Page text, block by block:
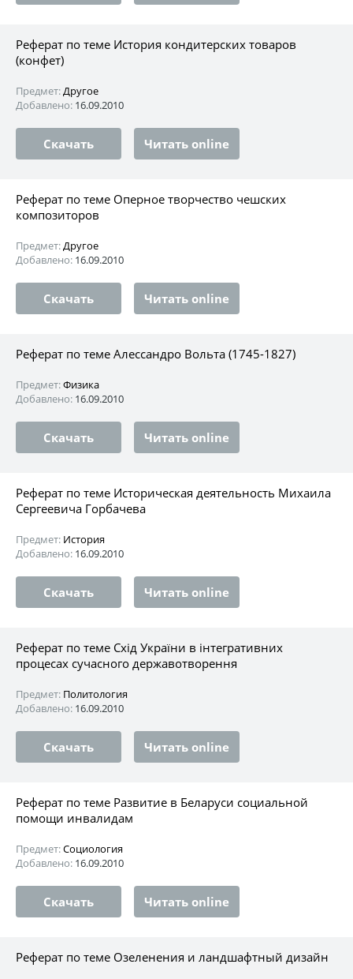
Реферат по теме История кондитерских товаров
(конфет)
Предмет:Другое
Добавлено: 16.09.2010
Скачать Читать online
Реферат по теме Оперное творчество чешских
композиторов
Предмет:Другое
Добавлено: 16.09.2010
Скачать Читать online
Реферат по теме Алессандро Вольта (1745-1827)
Предмет:Физика
Добавлено: 16.09.2010
Скачать Читать online
Реферат по теме Историческая деятельность Михаила
Сергеевича Горбачева
Предмет: История
Добавлено: 16.09.2010
Скачать Читать online
Реферат по теме Схід України в інтегративних
процесах сучасного державотворення
Предмет: Политология
Добавлено: 16.09.2010
Скачать Читать online
Реферат по теме Развитие в Беларуси социальной
помощи инвалидам
Предмет:Социология
Добавлено: 16.09.2010
Скачать Читать online
Реферат по теме Озеленения и ландшафтный дизайн